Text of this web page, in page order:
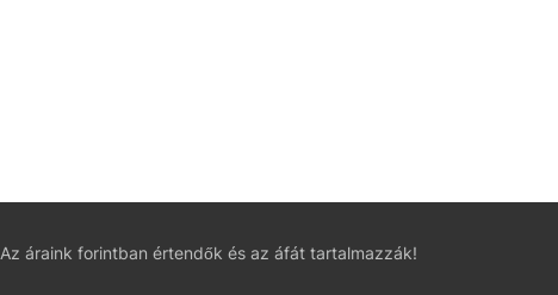
Az áraink forintban értendők és az áfát tartalmazzák!